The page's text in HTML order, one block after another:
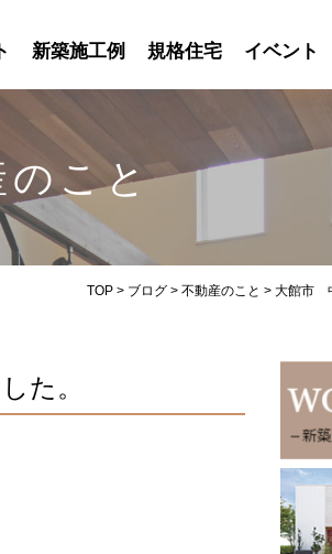
新築施工例 規格住宅 イベント
のこと
TOP > ブログ > 不動産のこと > 大館市
た。